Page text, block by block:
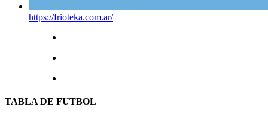
https://frioteka.com.ar/
TABLA DE FUTBOL